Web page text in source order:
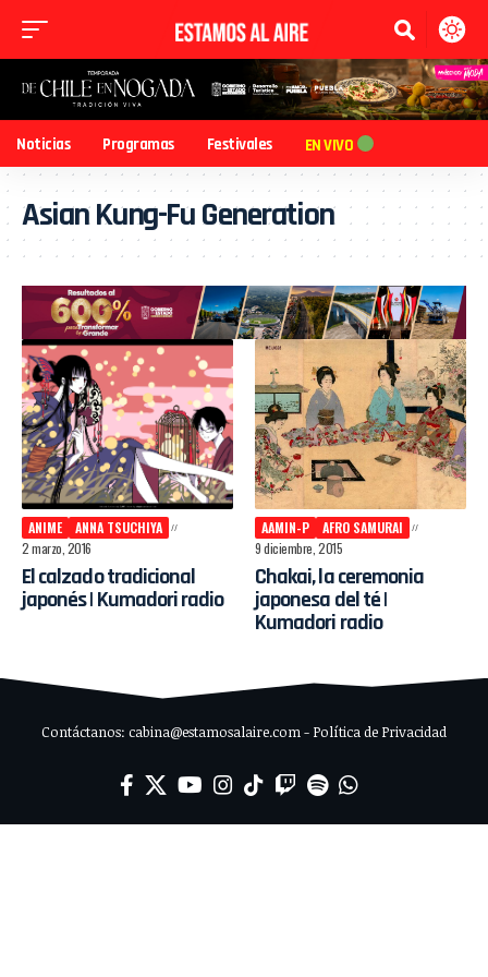
Noticias Programas Festivales EN VIVO
Asian Kung-Fu Generation
ANIME
ANNA TSUCHIYA
2 marzo, 2016
El calzado tradicional
japonés | Kumadori radio
AAMIN-P
AFRO SAMURAI
9 diciembre, 2015
Chakai, la ceremonia
japonesa del té |
Kumadori radio
Contáctanos: cabina@estamosalaire.com - Política de Privacidad